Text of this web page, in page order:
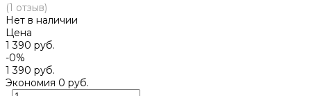
(1 отзыв)
Нет в наличии
Цена
1 390 руб.
-0%
1 390 руб.
Экономия 0 руб.